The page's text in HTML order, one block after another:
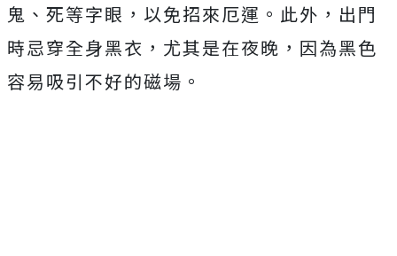
鬼、死等字眼，以免招來厄運。此外，出門
時忌穿全身黑衣，尤其是在夜晚，因為黑色
容易吸引不好的磁場。